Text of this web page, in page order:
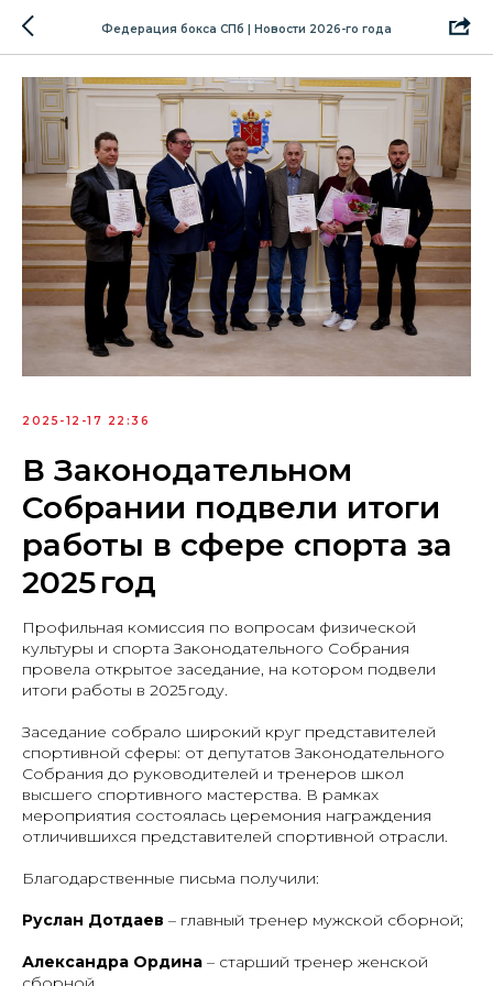
Федерация бокса СПб | Новости 2026-го года
2025-12-17 22:36
В Законодательном
Собрании подвели итоги
работы в сфере спорта за
2025 год
Профильная комиссия по вопросам физической
культуры и спорта Законодательного Собрания
провела открытое заседание, на котором подвели
итоги работы в 2025 году.
Заседание собрало широкий круг представителей
спортивной сферы: от депутатов Законодательного
Собрания до руководителей и тренеров школ
высшего спортивного мастерства. В рамках
мероприятия состоялась церемония награждения
отличившихся представителей спортивной отрасли.
Благодарственные письма получили:
Руслан Дотдаев – главный тренер мужской сборной;
Александра Ордина – старший тренер женской